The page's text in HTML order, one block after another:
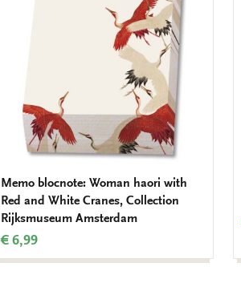
Memo blocnote: Woman haori with
Red and White Cranes, Collection
Rijksmuseum Amsterdam
€ 6,99